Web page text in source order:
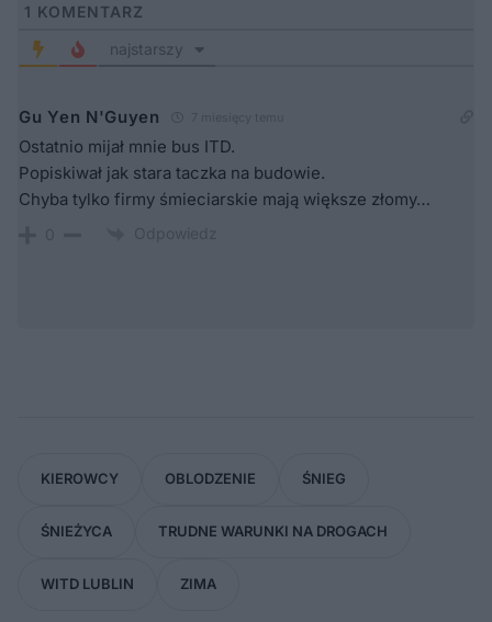
1 KOMENTARZ
najstarszy
Gu Yen N'Guyen
Ostatnio mijał mnie bus ITD.
Popiskiwał jak stara taczka na budowie.
Chyba tylko firmy śmieciarskie mają większe złomy…
KIEROWCY OBLODZENIE ŚNIEG
ŚNIEŻYCA TRUDNE WARUNKI NA DROGACH
WITD LUBLIN ZIMA